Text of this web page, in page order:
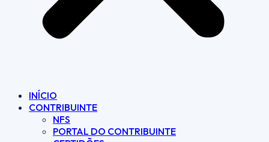
INÍCIO
CONTRIBUINTE
NFS
PORTAL DO CONTRIBUINTE